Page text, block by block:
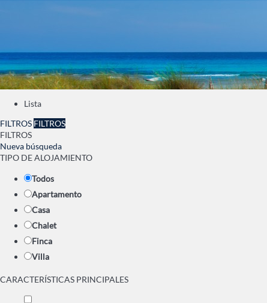
Lista
FILTROS FILTROS
FILTROS
Nueva búsqueda
TIPO DE ALOJAMIENTO
Todos
Apartamento
Casa
Chalet
Finca
Villa
CARACTERÍSTICAS PRINCIPALES